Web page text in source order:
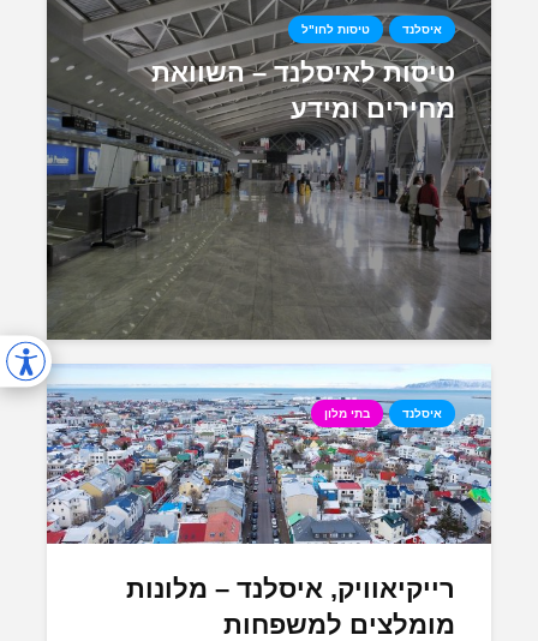
איסלנד טיסות לחו"ל
טיסות לאיסלנד – השוואת
מחירים ומידע
איסלנד בתי מלון
רייקיאוויק, איסלנד – מלונות
מומלצים למשפחות